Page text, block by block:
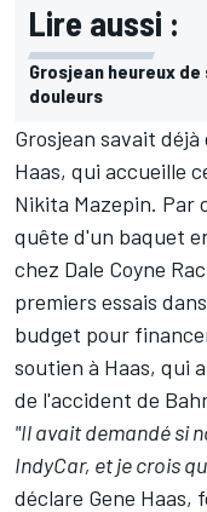
Lire aussi :
Grosjean heureux
douleurs
Grosjean savait
Haas, qui accueille
Nikita Mazepin. Par
quête d'un baquet
chez Dale Coyne
premiers essais
budget pour
soutien à Haas, qui
de l'accident de
"Il avait demandé si
IndyCar, et je crois
déclare Gene Haas,